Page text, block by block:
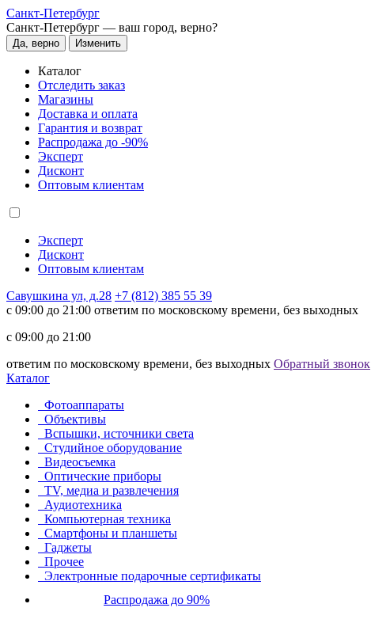
Санкт-Петербург
Санкт-Петербург — ваш город, верно?
Да, верно Изменить
Каталог
Отследить заказ
Магазины
Доставка и оплата
Гарантия и возврат
Распродажа до -90%
Эксперт
Дисконт
Оптовым клиентам
Эксперт
Дисконт
Оптовым клиентам
Савушкина ул, д.28 +7 (812) 385 55 39
c 09:00 до 21:00 ответим по московскому времени, без выходных
c 09:00 до 21:00
ответим по московскому времени, без выходных Обратный звонок
Каталог
Фотоаппараты
Объективы
Вспышки, источники света
Студийное оборудование
Видеосъемка
Оптические приборы
TV, медиа и развлечения
Аудиотехника
Компьютерная техника
Смартфоны и планшеты
Гаджеты
Прочее
Электронные подарочные сертификаты
Распродажа до 90%